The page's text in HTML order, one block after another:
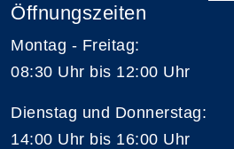
Öffnungszeiten
Montag - Freitag:
08:30 Uhr bis 12:00 Uhr
Dienstag und Donnerstag:
14:00 Uhr bis 16:00 Uhr